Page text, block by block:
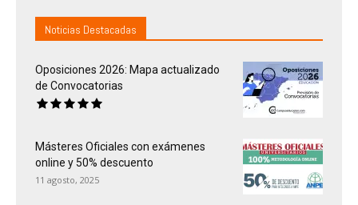
Noticias Destacadas
Oposiciones 2026: Mapa actualizado
de Convocatorias
Másteres Oficiales con exámenes
online y 50% descuento
11 agosto, 2025